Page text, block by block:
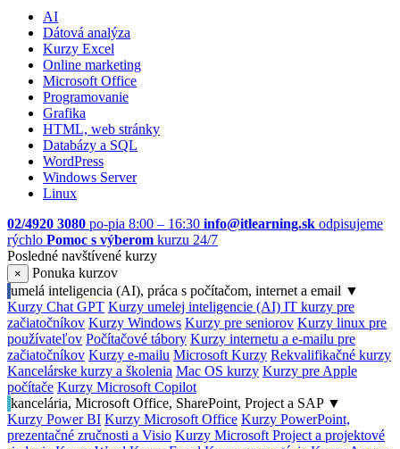
AI
Dátová analýza
Kurzy Excel
Online marketing
Microsoft Office
Programovanie
Grafika
HTML, web stránky
Databázy a SQL
WordPress
Windows Server
Linux
02/4920 3080 po-pia 8:00 – 16:30 info@itlearning.sk odpisujeme
rýchlo Pomoc s výberom kurzu 24/7
Posledné navštívené kurzy
×
Ponuka kurzov
umelá inteligencia (AI), práca s počítačom, internet a email ▼
Kurzy Chat GPT Kurzy umelej inteligencie (AI) IT kurzy pre
začiatočníkov Kurzy Windows Kurzy pre seniorov Kurzy linux pre
používateľov Počítačové tábory Kurzy internetu a e-mailu pre
začiatočníkov Kurzy e-mailu Microsoft Kurzy Rekvalifikačné kurzy
Kancelárske kurzy a školenia Mac OS kurzy Kurzy pre Apple
počítače Kurzy Microsoft Copilot
kancelária, Microsoft Office, SharePoint, Project a SAP ▼
Kurzy Power BI Kurzy Microsoft Office Kurzy PowerPoint,
prezentačné zručnosti a Visio Kurzy Microsoft Project a projektové